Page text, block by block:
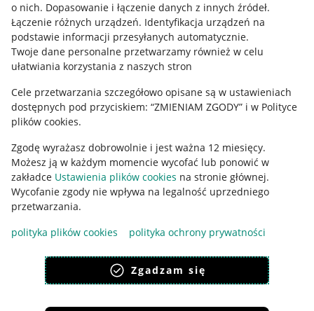
o nich. Dopasowanie i łączenie danych z innych źródeł.
Łączenie różnych urządzeń. Identyfikacja urządzeń na
podstawie informacji przesyłanych automatycznie.
Twoje dane personalne przetwarzamy również w celu
ułatwiania korzystania z naszych stron
Cele przetwarzania szczegółowo opisane są w ustawieniach
dostępnych pod przyciskiem: “ZMIENIAM ZGODY” i w Polityce
plików cookies.
Zgodę wyrażasz dobrowolnie i jest ważna 12 miesięcy.
Możesz ją w każdym momencie wycofać lub ponowić w
zakładce Ustawienia plików cookies na stronie głównej.
Wycofanie zgody nie wpływa na legalność uprzedniego
przetwarzania.
polityka plików cookies
polityka ochrony prywatności
Zgadzam się
Regulamin
Polityka plików "cookies"
Ustawienia plików "cookies"
Udostępnianie lokalizacji
Informacje dla Aktu o Usługach Cyfrowych
Pobierz aplikację